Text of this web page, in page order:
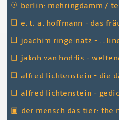
☉ berlin: mehringdamm /
❑ e. t. a. hoffmann - das
❑ joachim ringelnatz -
❑ jakob van hoddis -
❑ alfred lichtenstein - die
❑ alfred lichtenstein -
▣ der mensch das tier: the